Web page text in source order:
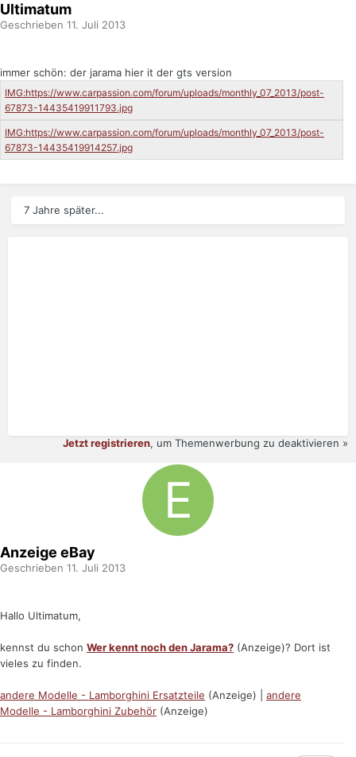
Ultimatum
Geschrieben 11. Juli 2013
immer schön: der jarama hier it der gts version
7 Jahre später...
Jetzt registrieren, um Themenwerbung zu deaktivieren »
Anzeige eBay
Geschrieben 11. Juli 2013
Hallo Ultimatum,
kennst du schon Wer kennt noch den Jarama? (Anzeige)? Dort ist
vieles zu finden.
andere Modelle - Lamborghini Ersatzteile (Anzeige) | andere
Modelle - Lamborghini Zubehör (Anzeige)